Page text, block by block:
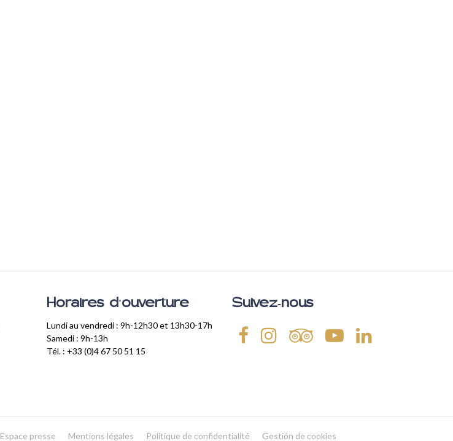
Horaires d'ouverture
Lundi au vendredi : 9h-12h30 et 13h30-17h
Samedi : 9h-13h
Tél. : +33 (0)4 67 50 51 15
Suivez-nous
Espace presse Mentions légales Politique de confidentialité Gestión de cookies